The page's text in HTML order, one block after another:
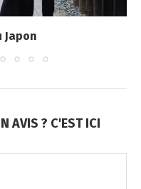
AVIS ? C'EST ICI